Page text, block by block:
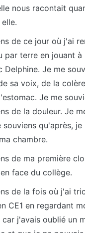
nous racontait
de ce jour où j'ai
par terre en jouant à
Delphine. Je me
sa voix, de la
Je me
de la douleur. Je
souviens qu'après,
chambre.
de ma première
face du collège.
de la fois où j'ai
CE1 en regardant
j'avais oublié un